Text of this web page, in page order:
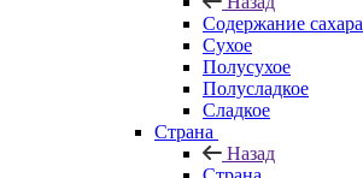
Содержание сахара
Сухое
Полусухое
Полусладкое
Сладкое
Страна
Назад